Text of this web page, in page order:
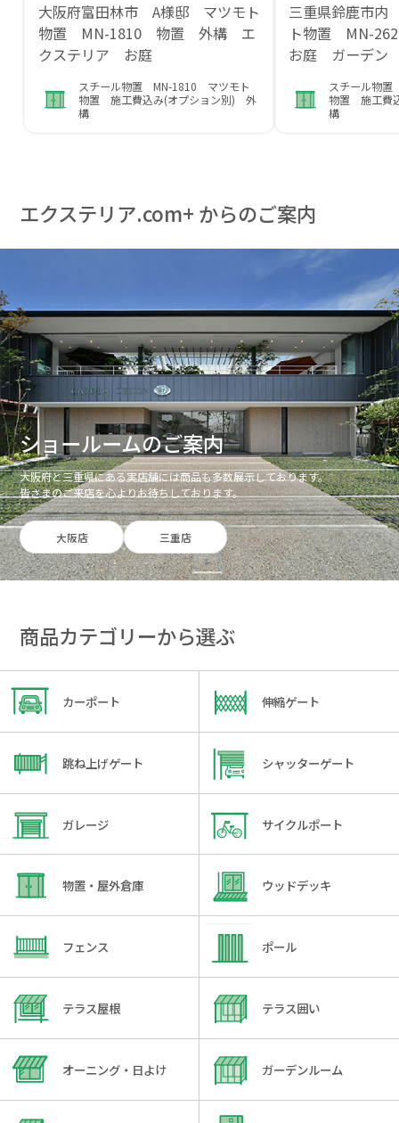
大阪府富田林市 A様邸 マツモト
物置 MN-1810 物置 外構 エ
クステリア お庭
スチール物置 MN-1810 マツモト
物置 施工費込み(オプション別) 外
構
三重県鈴鹿市
ト物置 MN-
お庭 ガーデン
スチール物
物置 施工費
構
エクステリア.com+ からのご案内
ショールームのご案内
大阪府と三重県にある実店舗には商品も多数展示しております。
皆さまのご来店を心よりお待ちしております。
大阪店 三重店
商品カテゴリーから選ぶ
カーポート 伸縮ゲート
跳ね上げゲート シャッターゲート
ガレージ サイクルポート
物置・屋外倉庫 ウッドデッキ
フェンス ポール
テラス屋根 テラス囲い
オーニング・日よけ ガーデンルーム